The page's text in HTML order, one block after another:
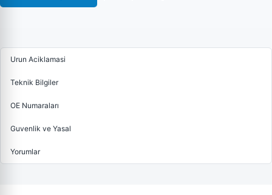
Urun Aciklamasi
Teknik Bilgiler
OE Numaraları
Guvenlik ve Yasal
Yorumlar